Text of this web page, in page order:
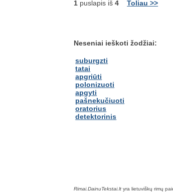
1 puslapis iš4 Toliau >>
Neseniai ieškoti žodžiai:
suburgzti
tatai
apgriūti
polonizuoti
apgyti
pašnekučiuoti
oratorius
detektorinis
Rimai.DainuTekstai.lt yra lietuviškų rimų